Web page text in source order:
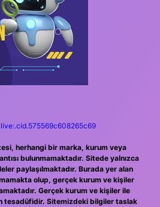
herhangi bir marka, kurum veya
bulunmamaktadır. Sitede yalnızca
paylaşılmaktadır. Burada yer alan
olup, gerçek kurum ve kişiler
Gerçek kurum ve kişiler ile
tesadüfidir. Sitemizdeki bilgiler taslak